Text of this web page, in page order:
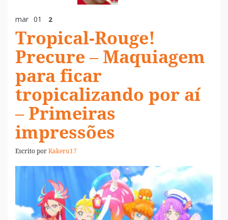
mar 01 2
Tropical-Rouge!
Precure – Maquiagem
para ficar
tropicalizando por aí
– Primeiras
impressões
Escrito porKakeru17